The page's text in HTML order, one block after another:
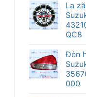
La
QC8
Đèn
000